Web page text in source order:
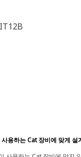
용하는 Cat 장비에 맞게 설